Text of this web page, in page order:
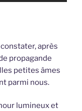
après
propagande
petites âmes
parmi nous.
lumineux et